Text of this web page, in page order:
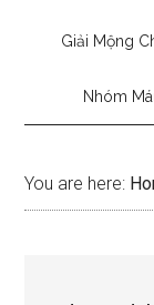
Giải Mộng
Nhóm
You are here: